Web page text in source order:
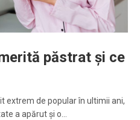
păstrat și ce
extrem de popular în ultimii ani,
a apărut și o…